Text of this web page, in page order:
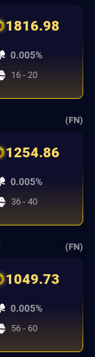
1816.98
0.005%
16 - 20
(FN)
1254.86
0.005%
36 - 40
(FN)
1049.73
0.005%
56 - 60